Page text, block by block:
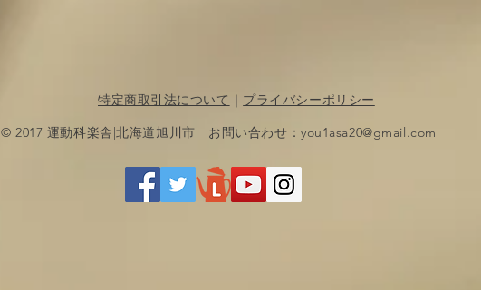
特定商取引法について ｜ プライバシーポリシー
© 2017 運動科楽舎|北海道旭川市 お問い合わせ：you1asa20@gmail.com